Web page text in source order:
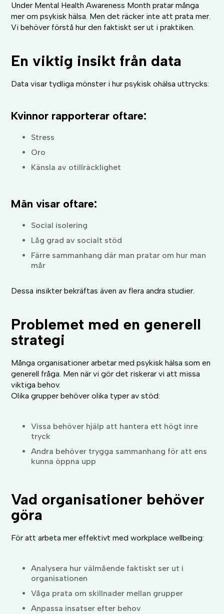
Under Mental Health Awareness Month pratar många
mer om psykisk hälsa. Men det räcker inte att prata mer.
Vi behöver förstå hur den faktiskt ser ut i praktiken.
En viktig insikt från data
Data visar tydliga mönster i hur psykisk ohälsa uttrycks:
Kvinnor rapporterar oftare:
Stress
Oro
Känsla av otillräcklighet
Män visar oftare:
Social isolering
Låg grad av socialt stöd
Färre sammanhang där man pratar om hur man
mår
Dessa insikter bekräftas även av flera andra studier.
Problemet med en generell
strategi
Många organisationer arbetar med psykisk hälsa som en
generell fråga. Men när vi gör det riskerar vi att missa
viktiga behov.
Olika grupper behöver olika typer av stöd:
Vissa behöver hjälp att hantera ett högt inre
tryck
Andra behöver trygga sammanhang för att ens
kunna öppna upp
Vad organisationer behöver
göra
För att arbeta mer effektivt med workplace wellbeing:
Analysera hur välmående faktiskt ser ut i
organisationen
Våga prata om skillnader mellan grupper
Anpassa insatser efter behov